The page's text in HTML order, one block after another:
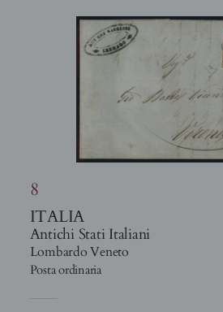
8
ITALIA
Antichi Stati Italiani
Lombardo Veneto
Posta ordinaria